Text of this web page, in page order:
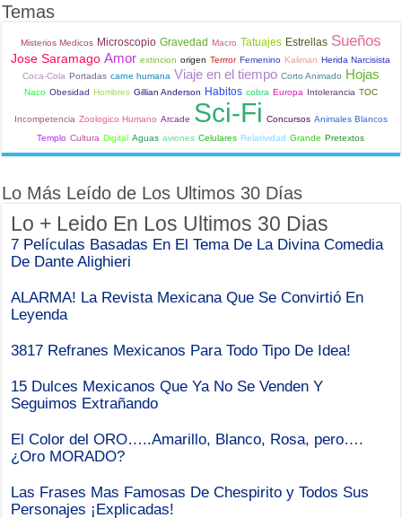
Temas
Misterios Medicos Microscopio Gravedad Macro Tatuajes Estrellas Sueños
Jose Saramago Amor extincion origen Terrror Femenino Kaliman Herida Narcisista
Coca-Cola Portadas carne humana Viaje en el tiempo Corto Animado Hojas
Naco Obesidad Hombres Gillian Anderson Habitos cobra Europa Intolerancia TOC
Incompetencia Zoologico Humano Arcade Sci-Fi Concursos Animales Blancos
Templo Cultura Digital Aguas aviones Celulares Relatividad Grande Pretextos
Lo Más Leído de Los Ultimos 30 Días
Lo + Leido En Los Ultimos 30 Dias
7 Películas Basadas En El Tema De La Divina Comedia
De Dante Alighieri
ALARMA! La Revista Mexicana Que Se Convirtió En
Leyenda
3817 Refranes Mexicanos Para Todo Tipo De Idea!
15 Dulces Mexicanos Que Ya No Se Venden Y
Seguimos Extrañando
El Color del ORO…..Amarillo, Blanco, Rosa, pero….
¿Oro MORADO?
Las Frases Mas Famosas De Chespirito y Todos Sus
Personajes ¡Explicadas!